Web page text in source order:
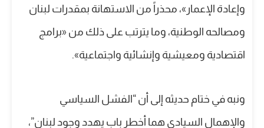
وإعادة الإعمار»، محذراً من الاستهانة بمقدرات لبنان
ومصالحه الوطنية، وما يترتب على ذلك من «برامج
اقتصادية ومعيشية وإنشائية واجتماعية».
ونبه في ختام حديثه إلى أن “الفشل السياسي
والإهمال السيادي هما أخطر باب يهدد وجود لبنان”،